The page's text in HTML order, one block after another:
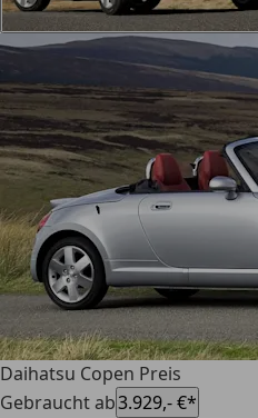
Daihatsu Copen Preis
Gebraucht ab3.929,- €*